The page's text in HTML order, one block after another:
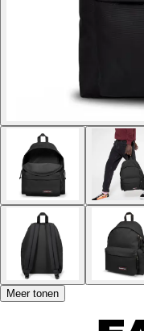
Meer tonen